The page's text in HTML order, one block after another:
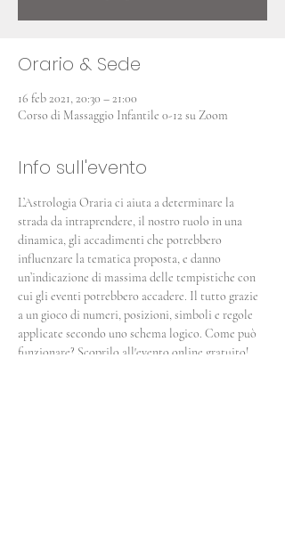
Orario & Sede
16 feb 2021, 20:30 – 21:00
Corso di Massaggio Infantile 0-12 su Zoom
Info sull'evento
L’Astrologia Oraria ci aiuta a determinare la
strada da intraprendere, il nostro ruolo in una
dinamica, gli accadimenti che potrebbero
influenzare la tematica proposta, e danno
un’indicazione di massima delle tempistiche con
cui gli eventi potrebbero accadere. Il tutto grazie
a un gioco di numeri, posizioni, simboli e regole
applicate secondo uno schema logico. Come può
funzionare? Scoprilo all'evento online gratuito!